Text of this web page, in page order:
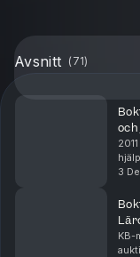
Avsnitt ( 71)
får
3
KB-